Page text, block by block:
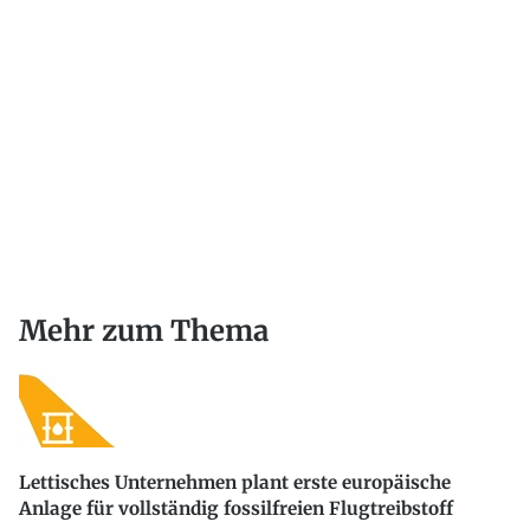
Mehr zum Thema
Lettisches Unternehmen plant erste europäische
Anlage für vollständig fossilfreien Flugtreibstoff